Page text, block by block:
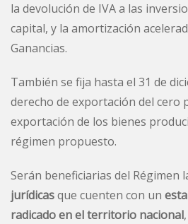
la devolución de IVA a las
capital, y la amortización
Ganancias.
También se fija hasta el 31 de
derecho de exportación del cero
exportación de los bienes
régimen propuesto.
Serán beneficiarias del Régimen
jurídicasque cuenten con un
radicado en el territorio nacional